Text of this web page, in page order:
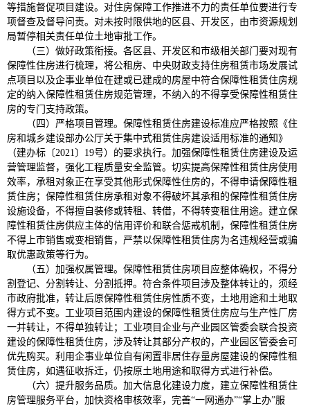
等措施督促项目建设。对住房保障工作推进不力的责任单位要进行专
项督查及督导问责。对未按时限供地的区县、开发区，由市资源规划
局暂停相关责任单位土地审批工作。
（三）做好政策衔接。各区县、开发区和市级相关部门要对现有
保障性住房进行梳理，将公租房、中央财政支持住房租赁市场发展试
点项目以及企事业单位在建或已建成的房屋中符合保障性租赁住房规
定的纳入保障性租赁住房规范管理，不纳入的不得享受保障性租赁住
房的专门支持政策。
（四）严格项目管理。保障性租赁住房建设标准应严格按照《住
房和城乡建设部办公厅关于集中式租赁住房建设适用标准的通知》
（建办标〔2021〕19号）的要求执行。加强保障性租赁住房建设及运
营管理监督，强化工程质量安全监管。切实提高保障性租赁住房使用
效率，承租对象正在享受其他形式保障性住房的，不得申请保障性租
赁住房；保障性租赁住房承租对象不得破坏其承租的保障性租赁住房
设施设备，不得擅自装修或转租、转借，不得转变租住用途。建立保
障性租赁住房供应主体的信用评价和联合惩戒机制，保障性租赁住房
不得上市销售或变相销售，严禁以保障性租赁住房为名违规经营或骗
取优惠政策等行为。
（五）加强权属管理。保障性租赁住房项目应整体确权，不得分
割登记、分割转让、分割抵押。符合条件项目涉及整体转让的，须经
市政府批准，转让后原保障性租赁住房性质不变，土地用途和土地取
得方式不变。工业项目范围内建设的保障性租赁住房应与生产性厂房
一并转让，不得单独转让；工业项目企业与产业园区管委会联合投资
建设的保障性租赁住房，涉及转让其部分产权的，产业园区管委会可
优先购买。利用企事业单位自有闲置非居住存量房屋建设的保障性租
赁住房，如遇征收拆迁，仍按原土地用途和取得方式进行补偿。
（六）提升服务品质。加大信息化建设力度，建立保障性租赁住
房管理服务平台，加快资格审核效率，完善“一网通办”“掌上办”服